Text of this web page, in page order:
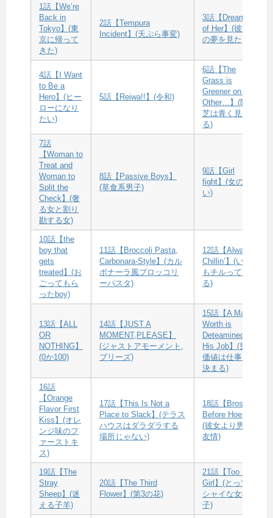
1話【We’re
Back in
Tokyo】(東
京に帰って
きた)
2話【Tempura
Incident】(天ぷら事変)
3話【Dreamed
of Her】(彼女
の夢を見た)
4話【I Want
to Be a
Hero】(ヒー
ローになり
たい)
5話【Reiwa!!】(令和)
6話【The
Grass is
Greener on the
Other…】(隣の
芝は青く見え
る)
7話
【Woman to
Treat and
Woman to
Split the
Check】(奢
る女と割り
勘する女)
8話【Passive Boys】
(草食系男子)
9話【Girl
fight】(女の闘
い)
10話【the
boy that
gets
treated】(お
ごってもら
ったboy)
11話【Broccoli Pasta,
Carbonara-Style】(カル
ボナーラ風ブロッコリ
ーパスタ)
12話【Always
Chillin’】(いつ
もチルってい
る)
13話【ALL
OR
NOTHING】
(0か100)
14話【JUST A
MOMENT,PLEASE】
(ジャストアモーメント,
プリーズ)
15話【A Man’s
Worth is
Deteamined By
His Job】(男の
価値は仕事で
決まる)
16話
【Orange
Flavor First
Kiss】(オレ
ンジ味のフ
ァーストキ
ス)
17話【This Is Not a
Place to Slack】(テラス
ハウスはダラダラする
場所じゃない)
18話【Bros
Before Hoes】
(彼女より男の
友情)
19話【The
Stray
Sheep】(迷
える子羊)
20話【The Third
Flower】(第3の花)
21話【Too Shy
Girl】(とっても
シャイな女の
子)